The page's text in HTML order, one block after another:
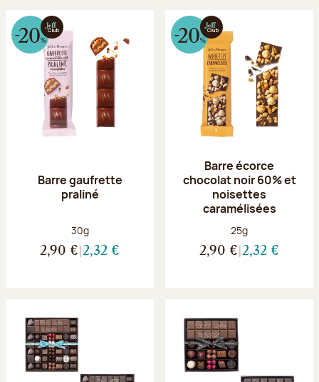
Barre gaufrette
praliné
Poids net :
30g
2,90 € 2,32 €
Barre écorce
chocolat noir 60% et
noisettes
caramélisées
Poids net :
25g
2,90 € 2,32 €